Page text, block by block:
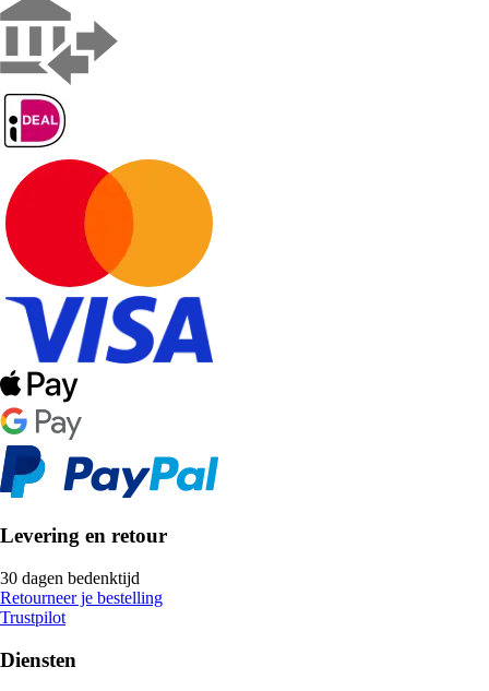
Levering en retour
30 dagen bedenktijd
Retourneer je bestelling
Trustpilot
Diensten